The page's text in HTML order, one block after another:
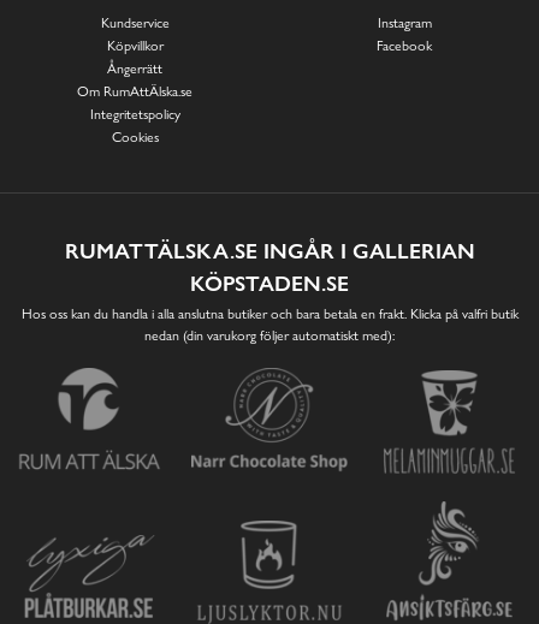
Kundservice
Köpvillkor
Ångerrätt
Om RumAttÄlska.se
Integritetspolicy
Cookies
Instagram
Facebook
RUMATTÄLSKA.SE INGÅR I GALLERIAN
KÖPSTADEN.SE
Hos oss kan du handla i alla anslutna butiker och bara betala en frakt. Klicka på valfri butik
nedan (din varukorg följer automatiskt med):